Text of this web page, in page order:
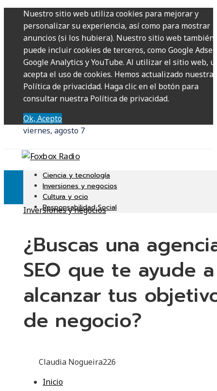
Nuestro sitio web utiliza cookies para mejorar y
personalizar su experiencia, así como para mostrar
anuncios (si los hubiera). Nuestro sitio web también
puede incluir cookies de terceros, como Google
Google Analytics y YouTube. Al utilizar el sitio web,
acepta el uso de cookies. Hemos actualizado nuestra
Política de privacidad. Haga clic en el botón para
consultar nuestra Política de privacidad.
Ok, Acepto
viernes, agosto 7
Ciencia y tecnología
Inversiones y negocios
Cultura y ocio
Responsabilidad Social
Inversiones y negocios
¿Buscas una
SEO que te ayude a
alcanzar tus
de negocio?
Claudia Nogueira226
Inicio